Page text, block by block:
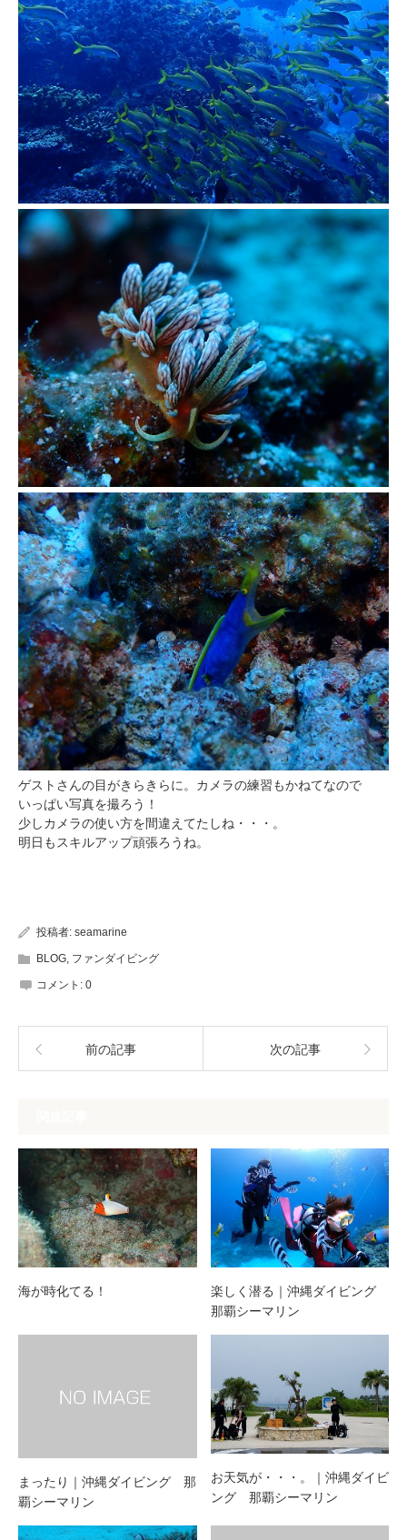
ゲストさんの目がきらきらに。カメラの練習もかねてなので
いっぱい写真を撮ろう！
少しカメラの使い方を間違えてたしね・・・。
明日もスキルアップ頑張ろうね。
投稿者: seamarine
BLOG, ファンダイビング
コメント: 0
前の記事 次の記事
海が時化てる！
楽しく潜る｜沖縄ダイビング
那覇シーマリン
まったり｜沖縄ダイビング 那
覇シーマリン
お天気が・・・。｜沖縄ダイビ
ング 那覇シーマリン